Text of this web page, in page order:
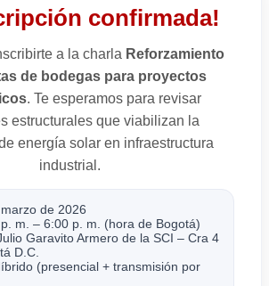
confirmada!
a la charla Reforzamiento
de bodegas para proyectos
. Te esperamos para revisar
estructurales que viabilizan la
energía solar en infraestructura
industrial.
de 2026
m. – 6:00 p. m. (hora de Bogotá)
Garavito Armero de la SCI – Cra 4
D.C.
(presencial + transmisión por